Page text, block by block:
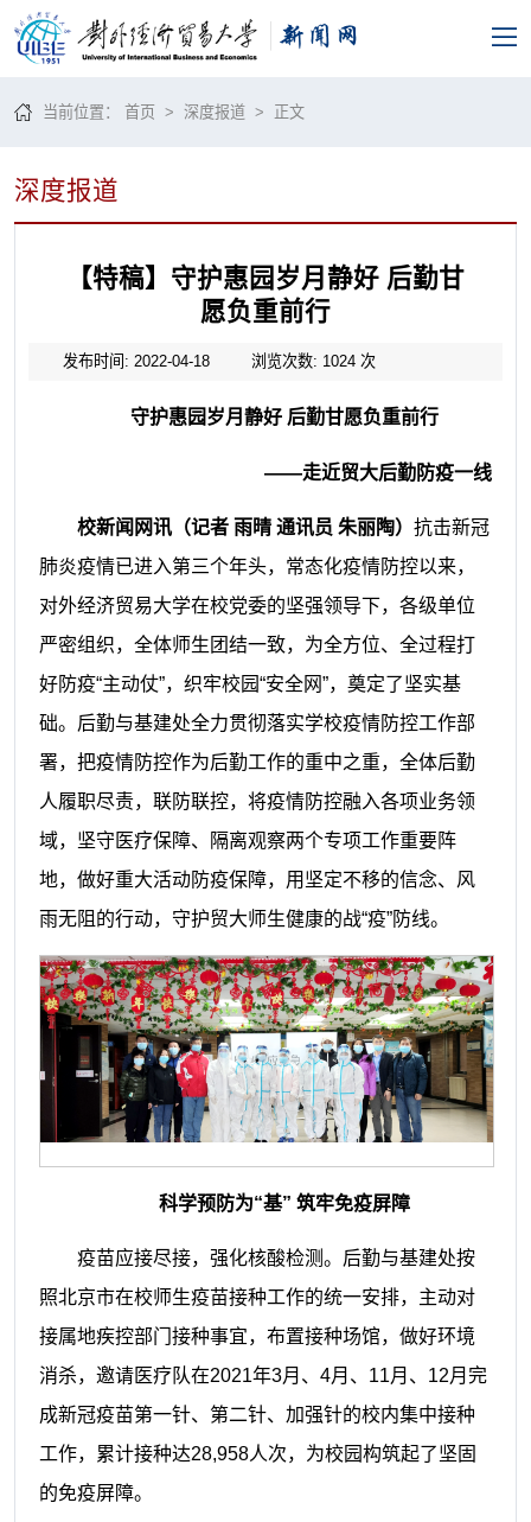
当前位置：首页 >深度报道 > 正文
深度报道
【特稿】守护惠园岁月静好 后勤甘
愿负重前行
发布时间: 2022-04-18 浏览次数: 1024次
守护惠园岁月静好后勤甘愿负重前行
——走近贸大后勤防疫一线
校新闻网讯（记者 雨晴通讯员 朱丽陶） 抗击新冠
肺炎疫情已进入第三个年头，常态化疫情防控以来，
对外经济贸易大学在校党委的坚强领导下，各级单位
严密组织，全体师生团结一致，为全方位、全过程打
好防疫“主动仗”，织牢校园“安全网”，奠定了坚实基
础。后勤与基建处全力贯彻落实学校疫情防控工作部
署，把疫情防控作为后勤工作的重中之重，全体后勤
人履职尽责，联防联控，将疫情防控融入各项业务领
域，坚守医疗保障、隔离观察两个专项工作重要阵
地，做好重大活动防疫保障，用坚定不移的信念、风
雨无阻的行动，守护贸大师生健康的战“疫”防线。
科学预防为“基” 筑牢免疫屏障
疫苗应接尽接，强化核酸检测。后勤与基建处按
照北京市在校师生疫苗接种工作的统一安排，主动对
接属地疾控部门接种事宜，布置接种场馆，做好环境
消杀，邀请医疗队在2021年3月、4月、11月、12月完
成新冠疫苗第一针、第二针、加强针的校内集中接种
工作，累计接种达28,958人次，为校园构筑起了坚固
的免疫屏障。